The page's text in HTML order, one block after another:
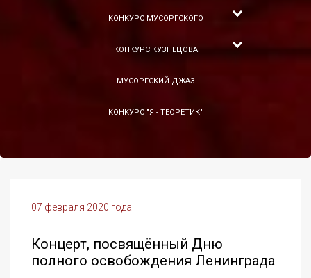
КОНКУРС МУСОРГСКОГО
КОНКУРС КУЗНЕЦОВА
МУСОРГСКИЙ ДЖАЗ
КОНКУРС "Я - ТЕОРЕТИК"
07 февраля 2020 года
Концерт, посвящённый Дню
полного освобождения Ленинграда